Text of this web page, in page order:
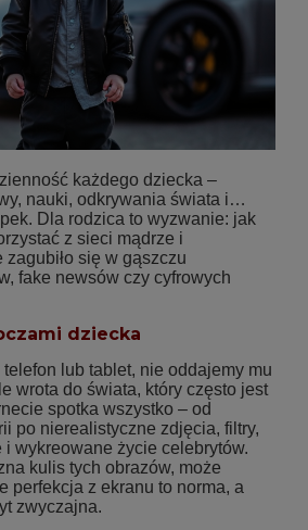
każdego dziecka –
nauki, odkrywania świata i…
Dla rodzica to wyzwanie: jak
z sieci mądrze i
się w gąszczu
fake newsów czy cyfrowych
dziecka
lub tablet, nie oddajemy mu
wrota do świata, który często jest
spotka wszystko – od
po nierealistyczne zdjęcia, filtry,
i wykreowane życie celebrytów.
kulis tych obrazów, może
perfekcja z ekranu to norma, a
zwyczajna.